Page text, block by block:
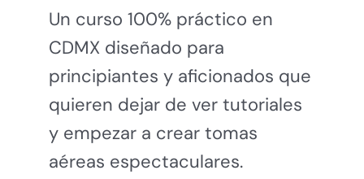
Un curso 100% práctico en
CDMX diseñado para
principiantes y aficionados que
quieren dejar de ver tutoriales
y empezar a crear tomas
aéreas espectaculares.